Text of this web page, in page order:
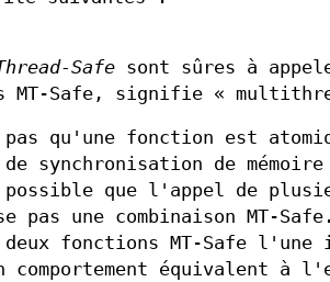
Safesont sûres à
MT-Safe, signifie «
pas qu'une fonction est
synchronisation de mémoire
que l'appel de
une combinaison MT-
fonctions MT-Safe l'une
équivalent à